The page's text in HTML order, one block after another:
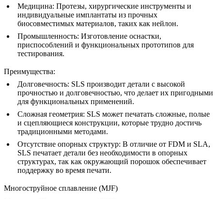
Медицина: Протезы, хирургические инструменты и
индивидуальные имплантаты из прочных
биосовместимых материалов, таких как нейлон.
Промышленность: Изготовление оснастки,
приспособлений и функциональных прототипов для
тестирования.
Преимущества:
Долговечность: SLS производит детали с высокой
прочностью и долговечностью, что делает их пригодными
для функциональных применений.
Сложная геометрия: SLS может печатать сложные, полые
и сцепляющиеся конструкции, которые трудно достичь
традиционными методами.
Отсутствие опорных структур: В отличие от FDM и SLA,
SLS печатает детали без необходимости в опорных
структурах, так как окружающий порошок обеспечивает
поддержку во время печати.
Многоструйное сплавление (MJF)